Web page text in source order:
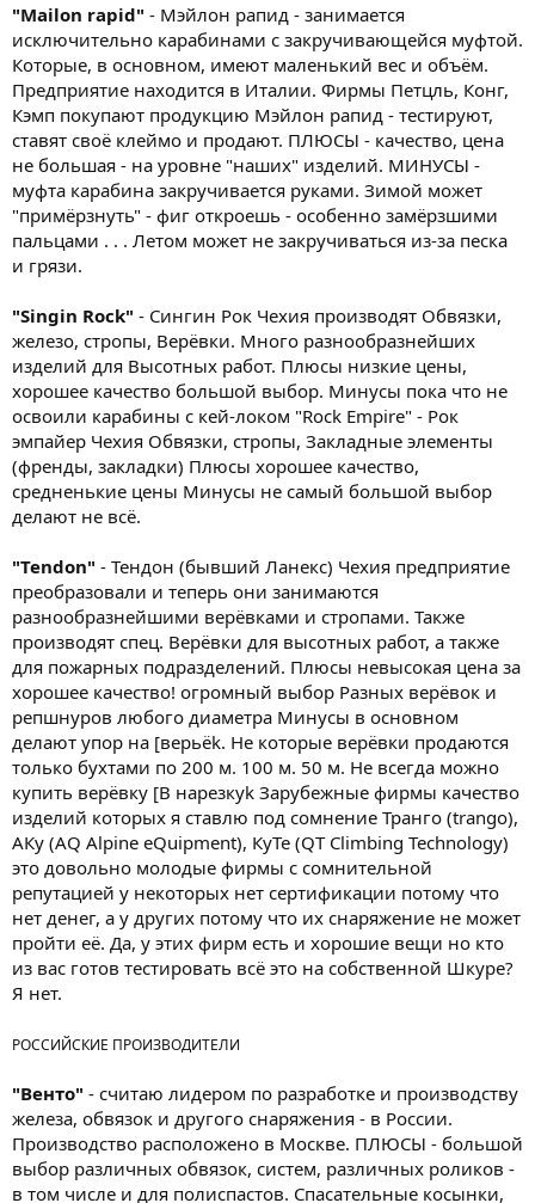
"Mailon rapid" - Мэйлон рапид - занимается
исключительно карабинами с закручивающейся муфтой.
Которые, в основном, имеют маленький вес и объём.
Предприятие находится в Италии. Фирмы Петцль, Конг,
Кэмп покупают продукцию Мэйлон рапид - тестируют,
ставят своё клеймо и продают. ПЛЮСЫ - качество, цена
не большая - на уровне "наших" изделий. МИНУСЫ -
муфта карабина закручивается руками. Зимой может
"примёрзнуть" - фиг откроешь - особенно замёрзшими
пальцами . . . Летом может не закручиваться из-за песка
и грязи.
"Singin Rock" - Сингин Рок Чехия производят Обвязки,
железо, стропы, Верёвки. Много разнообразнейших
изделий для Высотных работ. Плюсы низкие цены,
хорошее качество большой выбор. Минусы пока что не
освоили карабины с кей-локом "Rock Empire" - Рок
эмпайер Чехия Обвязки, стропы, Закладные элементы
(френды, закладки) Плюсы хорошее качество,
средненькие цены Минусы не самый большой выбор
делают не всё.
"Tendon" - Тендон (бывший Ланекс) Чехия предприятие
преобразовали и теперь они занимаются
разнообразнейшими верёвками и стропами. Также
производят спец. Верёвки для высотных работ, а также
для пожарных подразделений. Плюсы невысокая цена за
хорошее качество! огромный выбор Разных верёвок и
репшнуров любого диаметра Минусы в основном
делают упор на [верьёk. Не которые верёвки продаются
только бухтами по 200 м. 100 м. 50 м. Не всегда можно
купить верёвку [В нарезкуk Зарубежные фирмы качество
изделий которых я ставлю под сомнение Транго (trango),
АКу (AQ Alpine eQuipment), КуТе (QT Climbing Technology)
это довольно молодые фирмы с сомнительной
репутацией у некоторых нет сертификации потому что
нет денег, а у других потому что их снаряжение не может
пройти её. Да, у этих фирм есть и хорошие вещи но кто
из вас готов тестировать всё это на собственной Шкуре?
Я нет.
РОССИЙСКИЕ ПРОИЗВОДИТЕЛИ
"Венто" - считаю лидером по разработке и производству
железа, обвязок и другого снаряжения - в России.
Производство расположено в Москве. ПЛЮСЫ - большой
выбор различных обвязок, систем, различных роликов -
в том числе и для полиспастов. Спасательные косынки,